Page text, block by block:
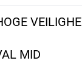
MID